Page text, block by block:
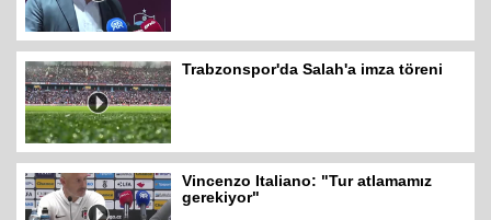
Trabzonspor'da Salah'a imza töreni
Vincenzo Italiano: "Tur atlamamız
gerekiyor"